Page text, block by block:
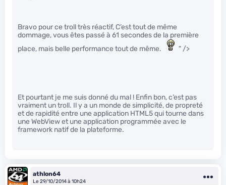
Bravo pour ce troll très réactif, C’est tout de même
dommage, vous êtes passé à 61 secondes de la première
place, mais belle performance tout de même.
" />
Et pourtant je me suis donné du mal ! Enfin bon, c’est pas
vraiment un troll. Il y a un monde de simplicité, de propreté
et de rapidité entre une application HTML5 qui tourne dans
une WebView et une application programmée avec le
framework natif de la plateforme.
athlon64
Le 29/10/2014 à 10h24